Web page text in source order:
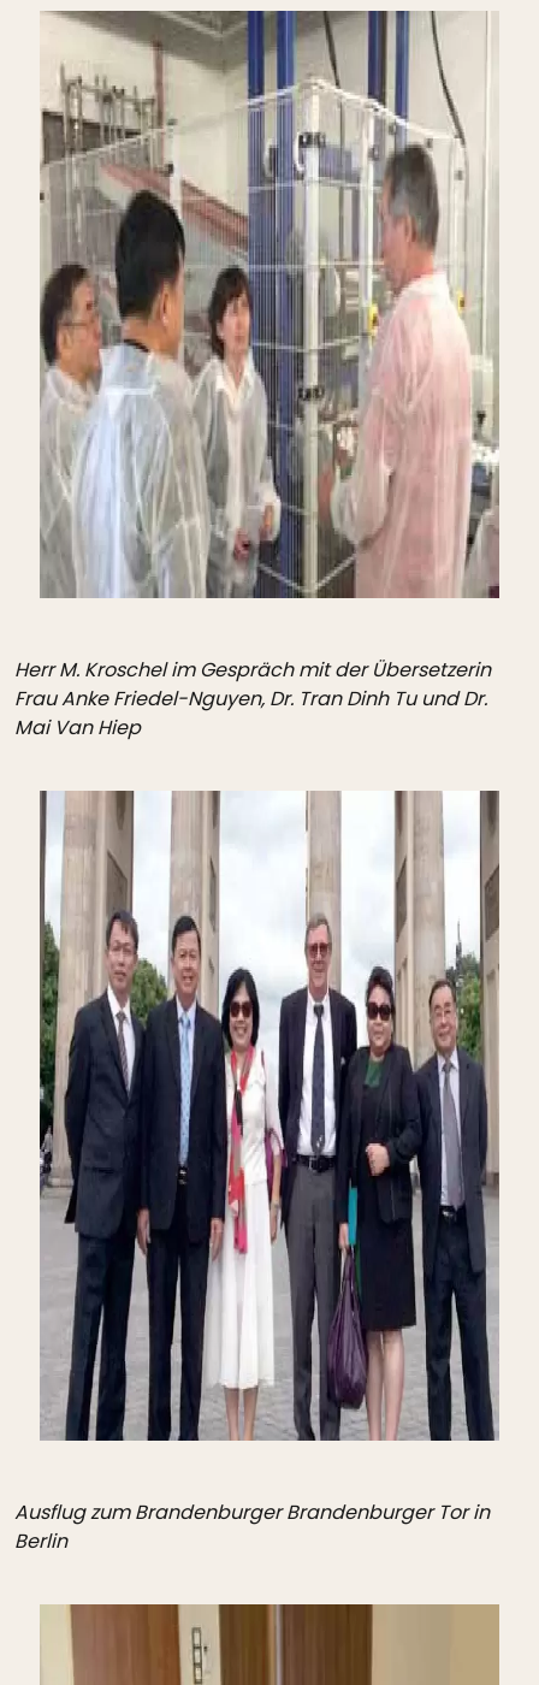
Herr M. Kroschel im Gespräch mit der Übersetzerin
Frau Anke Friedel-Nguyen, Dr. Tran Dinh Tu und Dr.
Mai Van Hiep
Ausflug zum Brandenburger Brandenburger Tor in
Berlin